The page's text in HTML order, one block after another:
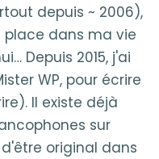
depuis ~ 2006),
place dans ma vie
Depuis 2015, j'ai
WP, pour écrire
Il existe déjà
sur
original dans